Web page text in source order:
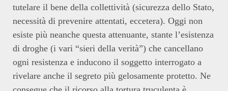
tutelare il bene della collettività (sicurezza dello Stato,
necessità di prevenire attentati, eccetera). Oggi non
esiste più neanche questa attenuante, stante l’esistenza
di droghe (i vari “sieri della verità”) che cancellano
ogni resistenza e inducono il soggetto interrogato a
rivelare anche il segreto più gelosamente protetto. Ne